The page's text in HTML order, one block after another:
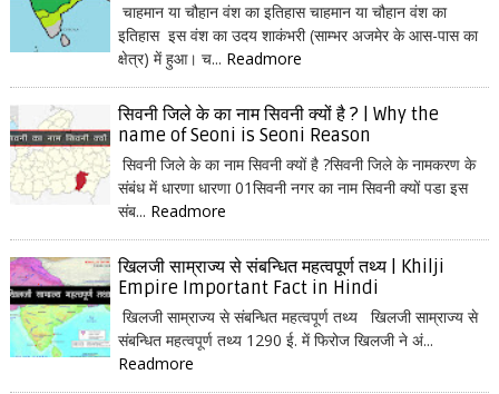
चाहमान या चौहान वंश का इतिहास चाहमान या चौहान वंश का
इतिहास इस वंश का उदय शाकंभरी (साम्भर अजमेर के आस-पास का
क्षेत्र) में हुआ। च... Readmore
सिवनी जिले के का नाम सिवनी क्यों है ? | Why the
name of Seoni is Seoni Reason
सिवनी जिले के का नाम सिवनी क्यों है ?सिवनी जिले के नामकरण के
संबंध में धारणा धारणा 01सिवनी नगर का नाम सिवनी क्यों पडा इस
संब... Readmore
खिलजी साम्राज्य से संबन्धित महत्वपूर्ण तथ्य | Khilji
Empire Important Fact in Hindi
खिलजी साम्राज्य से संबन्धित महत्वपूर्ण तथ्य खिलजी साम्राज्य से
संबन्धित महत्वपूर्ण तथ्य 1290 ई. में फिरोज खिलजी ने अं...
Readmore